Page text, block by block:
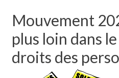
Mouvement
plus loin dans
droits des